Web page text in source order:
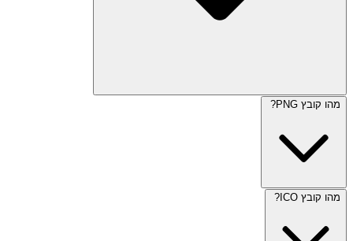
מהו קובץ PNG?
מהו קובץ ICO?